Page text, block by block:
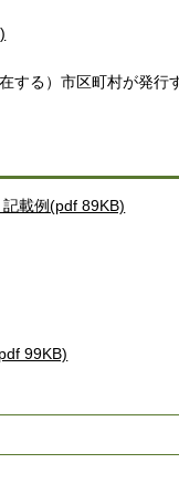
する）市区町村が発行
載例(pdf 89KB)
99KB)